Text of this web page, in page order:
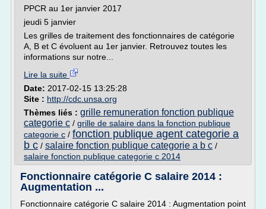
PPCR au 1er janvier 2017
jeudi 5 janvier
Les grilles de traitement des fonctionnaires de catégorie
A, B et C évoluent au 1er janvier. Retrouvez toutes les
informations sur notre...
Lire la suite
Date: 2017-02-15 13:25:28
Site : http://cdc.unsa.org
Thèmes liés : grille remuneration fonction publique
categorie c / grille de salaire dans la fonction publique
categorie c / fonction publique agent categorie a
b c / salaire fonction publique categorie a b c /
salaire fonction publique categorie c 2014
Fonctionnaire catégorie C salaire 2014 :
Augmentation ...
Fonctionnaire catégorie C salaire 2014 : Augmentation point